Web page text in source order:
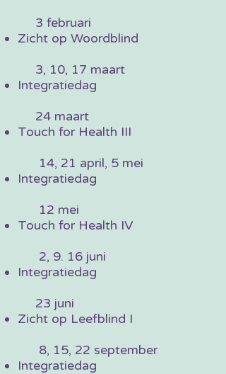
3 februari
Zicht op Woordblind
3, 10, 17 maart
Integratiedag
24 maart
Touch for Health III
14, 21 april, 5 mei
Integratiedag
12 mei
Touch for Health IV
2, 9. 16 juni
Integratiedag
23 juni
Zicht op Leefblind I
8, 15, 22 september
​Integratiedag